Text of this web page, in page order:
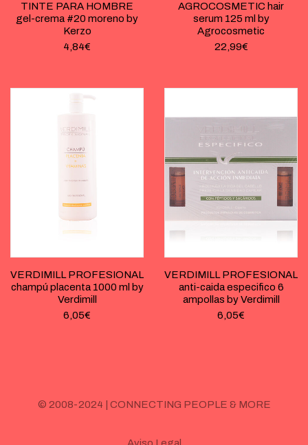
TINTE PARA HOMBRE
gel-crema #20 moreno by
Kerzo
4,84€
AGROCOSMETIC hair
serum 125 ml by
Agrocosmetic
22,99€
VERDIMILL PROFESIONAL
champú placenta 1000 ml by
Verdimill
6,05€
VERDIMILL PROFESIONAL
anti-caida especifico 6
ampollas by Verdimill
6,05€
© 2008-2024 | CONNECTING PEOPLE & MORE